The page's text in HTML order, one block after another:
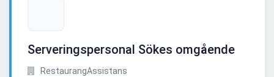
Serveringspersonal Sökes omgående
RestaurangAssistans